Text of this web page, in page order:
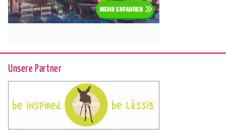
Unsere Partner